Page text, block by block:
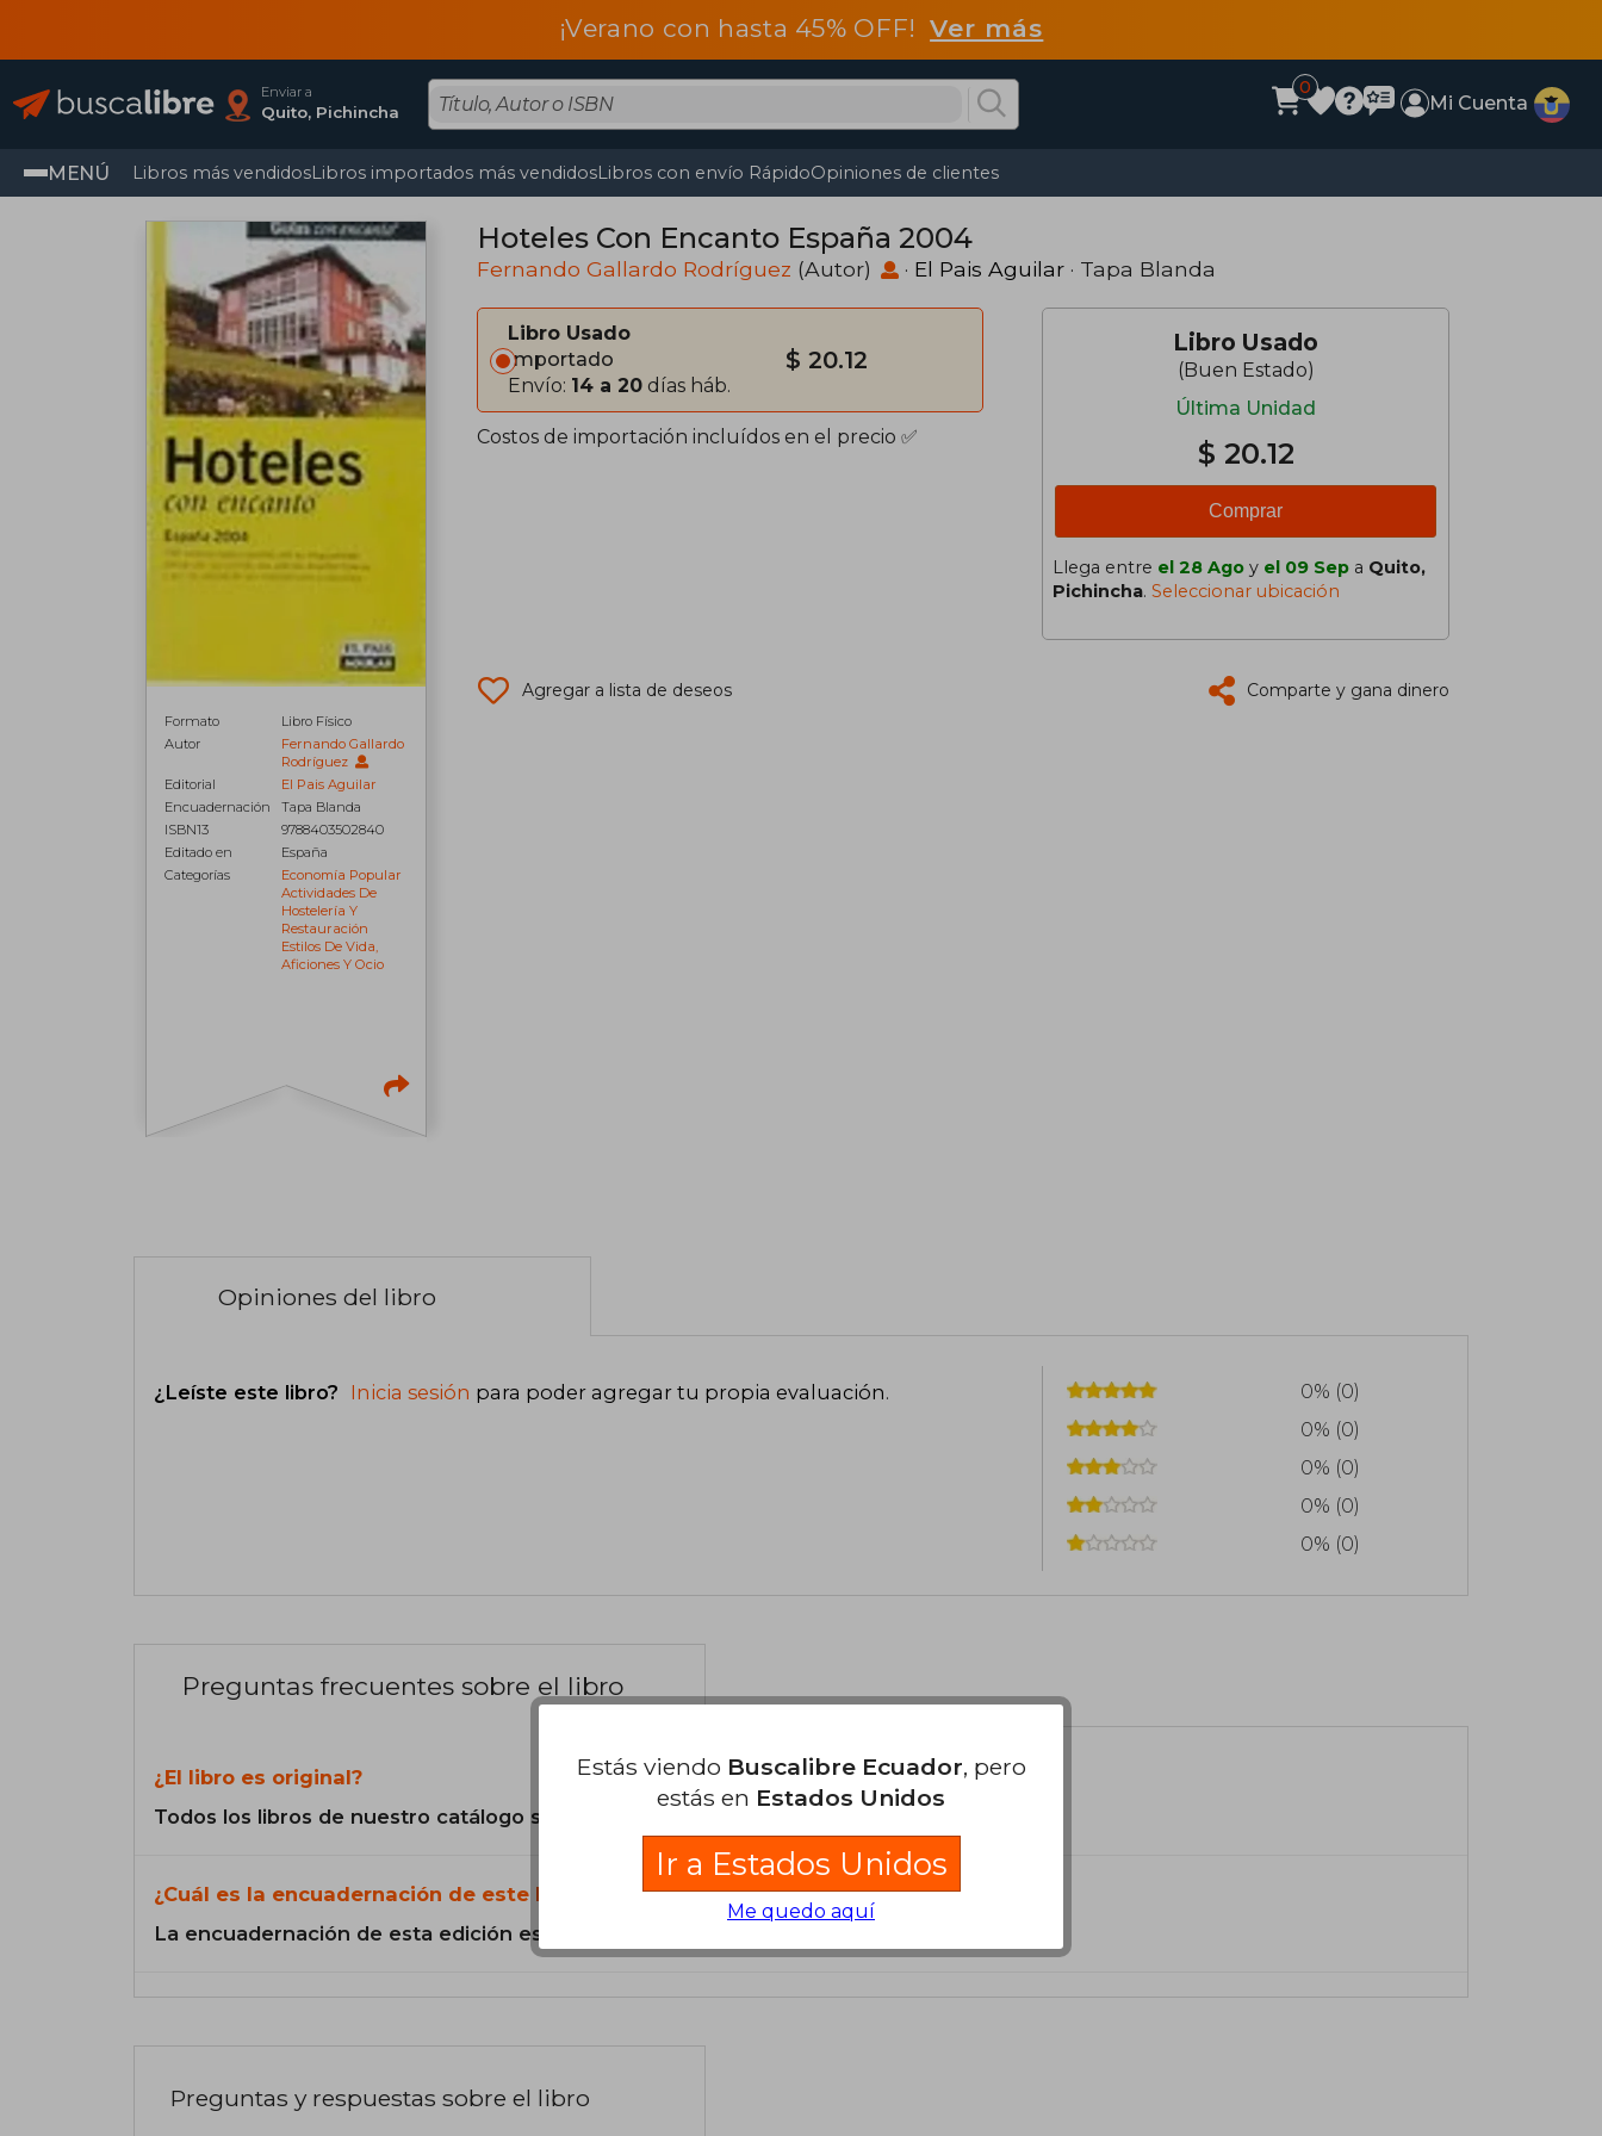
¡Verano con hasta 45% OFF!Ver más
Enviar a
Quito, Pichincha
0
Mi Cuenta
MENÚ Libros más vendidosLibros importados más vendidosLibros con envío RápidoOpiniones de clientes
Formato
Libro Físico
Autor
Fernando Gallardo
Rodríguez
Editorial
El Pais Aguilar
Encuadernación
Tapa Blanda
ISBN13
9788403502840
Editado en
España
Categorías
Economía Popular
Actividades De
Hostelería Y
Restauración
Estilos De Vida,
Aficiones Y Ocio
Hoteles Con Encanto España 2004
Fernando Gallardo Rodríguez (Autor) · El Pais Aguilar · Tapa Blanda
Libro Usado
Importado
Envío: 14 a 20 días háb.
$ 20.12
Costos de importación incluídos en el precio ✅
Libro Usado
(Buen Estado)
Última Unidad
$ 20.12
Comprar
Llega entre el 28 Ago y el 09 Sep a Quito,
Pichincha. Seleccionar ubicación
Agregar a lista de deseos Comparte y gana dinero
Opiniones del libro
¿Leíste este libro? Inicia sesión para poder agregar tu propia evaluación.
0% (0)
0% (0)
0% (0)
0% (0)
0% (0)
Preguntas frecuentes sobre el libro
¿El libro es original?
Todos los libros de nuestro catálogo son Originales.
¿Cuál es la encuadernación de este libro?
La encuadernación de esta edición es Tapa Blanda.
Preguntas y respuestas sobre el libro
Estás viendo Buscalibre Ecuador, pero
estás en Estados Unidos
Ir a Estados Unidos
Me quedo aquí